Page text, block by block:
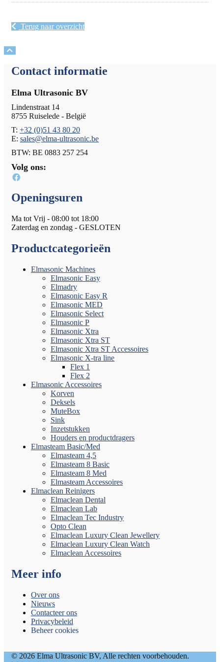
Terug naar overzicht
Contact informatie
Elma Ultrasonic BV
Lindenstraat 14
8755 Ruiselede - België
T: +32 (0)51 43 80 20
E: sales@elma-ultrasonic.be
BTW: BE 0883 257 254
Volg ons:
Openingsuren
Ma tot Vrij - 08:00 tot 18:00
Zaterdag en zondag - GESLOTEN
Productcategorieën
Elmasonic Machines
Elmasonic Easy
Elmadry
Elmasonic Easy R
Elmasonic MED
Elmasonic Select
Elmasonic P
Elmasonic Xtra
Elmasonic Xtra ST
Elmasonic Xtra ST Accessoires
Elmasonic X-tra line
Flex 1
Flex 2
Elmasonic Accessoires
Korven
Deksels
MuteBox
Sink
Inzetstukken
Houders en productdragers
Elmasteam Basic/Med
Elmasteam 4,5
Elmasteam 8 Basic
Elmasteam 8 Med
Elmasteam Accessoires
Elmaclean Reinigers
Elmaclean Dental
Elmaclean Lab
Elmaclean Tec Industry
Opto Clean
Elmaclean Luxury Clean Jewellery
Elmaclean Luxury Clean Watch
Elmaclean Accessoires
Meer info
Over ons
Nieuws
Contacteer ons
Privacybeleid
Beheer cookies
© 2026 Elma Ultrasonic BV, Alle rechten voorbehouden.